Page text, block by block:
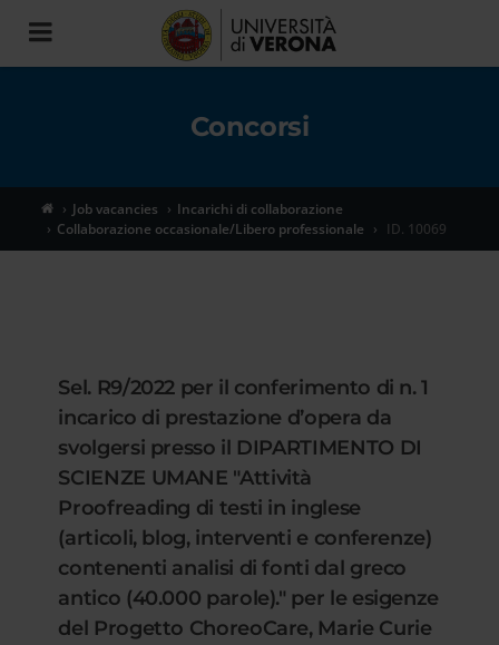
Toggle
navigation
Concorsi
Job vacancies
Incarichi di collaborazione
Collaborazione occasionale/Libero professionale
ID. 10069
Sel. R9/2022 per il conferimento di n. 1
incarico di prestazione d’opera da
svolgersi presso il DIPARTIMENTO DI
SCIENZE UMANE "Attività
Proofreading di testi in inglese
(articoli, blog, interventi e conferenze)
contenenti analisi di fonti dal greco
antico (40.000 parole)." per le esigenze
del Progetto ChoreoCare, Marie Curie